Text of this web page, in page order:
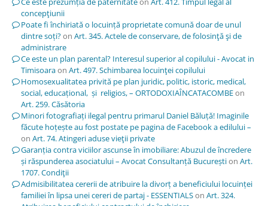
concepţiunii
Poate fi închiriată o locuință proprietate comună doar de unul
dintre soți?on Art. 345. Actele de conservare, de folosinţă şi de
administrare
Ce este un plan parental? Interesul superior al copilului - Avocat in
Timisoaraon Art. 497. Schimbarea locuinţei copilului
Homosexualitatea privită pe plan juridic, politic, istoric, medical,
social, educațional, și religios, – ORTODOXIAÎNCATACOMBEon
Art. 259. Căsătoria
Minori fotografiați ilegal pentru primarul Daniel Băluță! Imaginile
făcute hoțește au fost postate pe pagina de Facebook a edilului –
on Art. 74. Atingeri aduse vieţii private
Garanția contra viciilor ascunse în imobiliare: Abuzul de încredere
și răspunderea asociatului – Avocat Consultanță Bucureștion Art.
1707. Condiţii
Admisibilitatea cererii de atribuire la divorț a beneficiului locuinței
familiei în lipsa unei cereri de partaj - ESSENTIALSon Art. 324.